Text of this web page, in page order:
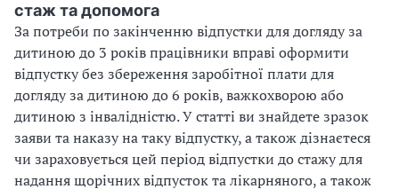
стаж та допомога
За потреби по закінченню відпустки для догляду за
дитиною до 3 років працівники вправі оформити
відпустку без збереження заробітної плати для
догляду за дитиною до 6 років, важкохворою або
дитиною з інвалідністю. У статті ви знайдете зразок
заяви та наказу на таку відпустку, а також дізнаєтеся
чи зараховується цей період відпустки до стажу для
надання щорічних відпусток та лікарняного, а також